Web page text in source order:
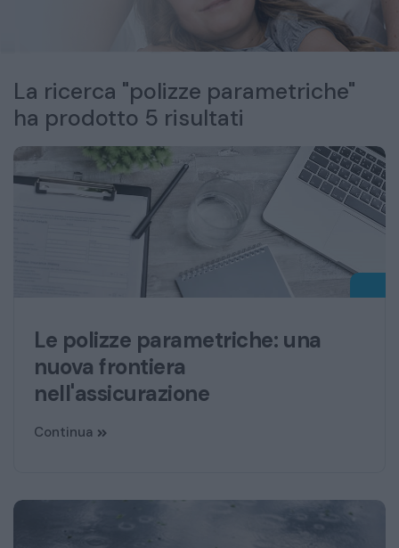
La ricerca "polizze parametriche"
ha prodotto 5 risultati
Le polizze parametriche: una
nuova frontiera
nell'assicurazione
Continua